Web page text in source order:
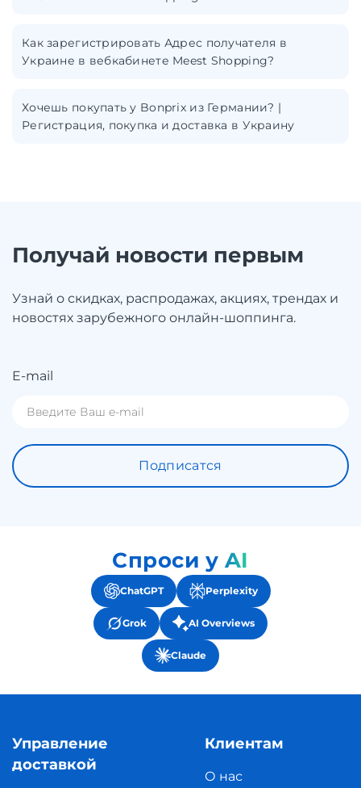
Как зарегистрировать Адрес получателя в
Украине в вебкабинете Meest Shopping?
Хочешь покупать у Bonprix из Германии? |
Регистрация, покупка и доставка в Украину
Получай новости первым
Узнай о скидках, распродажах, акциях, трендах и
новостях зарубежного онлайн-шоппинга.
E-mail
Подписатся
Спроси у AI
ChatGPT Perplexity
Grok AI Overviews
Claude
Управление
доставкой
Клиентам
О нас